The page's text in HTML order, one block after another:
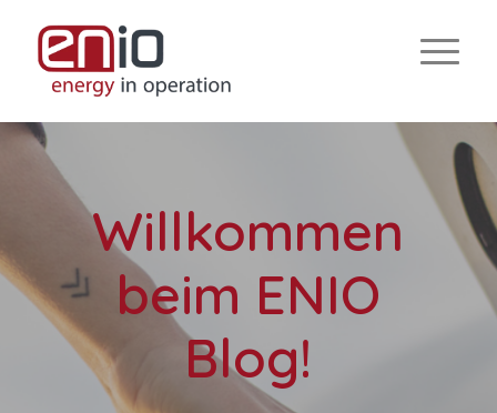
Willkommen
beim ENIO
Blog!